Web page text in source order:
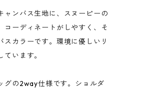
ャンバス生地に、スヌーピーの
コーディネートがしやすく、そ
カラーです。環境に優しいリ
います。
グの2way仕様です。ショルダ